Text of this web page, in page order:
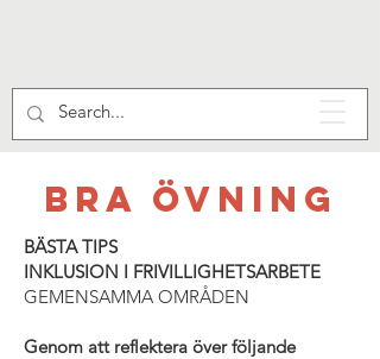
BRA ÖVNING
BÄSTA TIPS
INKLUSION I FRIVILLIGHETSARBETE
GEMENSAMMA OMRÅDEN
Genom att reflektera över följande